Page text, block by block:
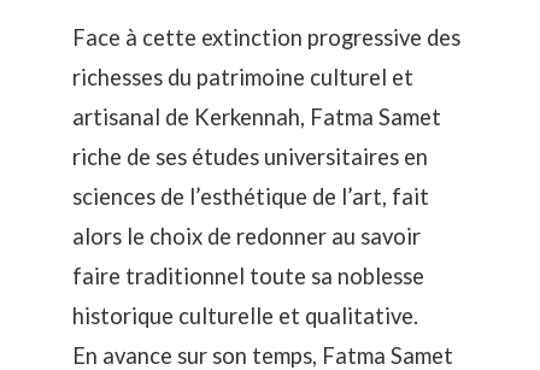
Face à cette extinction progressive des
richesses du patrimoine culturel et
artisanal de Kerkennah, Fatma Samet
riche de ses études universitaires en
sciences de l’esthétique de l’art, fait
alors le choix de redonner au savoir
faire traditionnel toute sa noblesse
historique culturelle et qualitative.
En avance sur son temps, Fatma Samet